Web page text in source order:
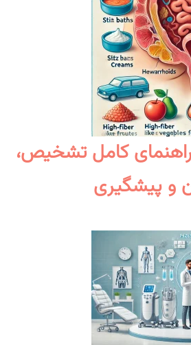
راهنمای کامل تشخیص،
و پیشگیری